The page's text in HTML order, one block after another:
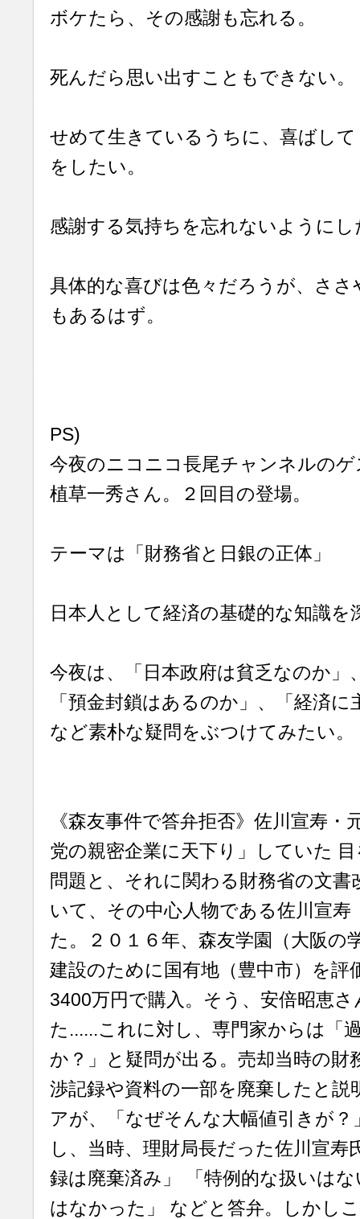
ボケたら、その感謝も忘れる。
死んだら思い出すこともできない。
せめて生きているうちに、喜ばし
をしたい。
感謝する気持ちを忘れないようにし
具体的な喜びは色々だろうが、さ
もあるはず。
PS)
今夜のニコニコ長尾チャンネルの
植草一秀さん。２回目の登場。
テーマは「財務省と日銀の正体」
日本人として経済の基礎的な知識を
今夜は、「日本政府は貧乏なのか」
「預金封鎖はあるのか」、「経済
など素朴な疑問をぶつけてみたい。
《森友事件で答弁拒否》佐川宣寿・
党の親密企業に天下り」していた
問題と、それに関わる財務省の文書
いて、その中心人物である佐川宣
た。２０１６年、森友学園（大阪の
建設のために国有地（豊中市）を評
3400万円で購入。そう、安倍昭恵
た......これに対し、専門家からは「
か？」と疑問が出る。売却当時の財
渉記録や資料の一部を廃棄したと説
アが、「なぜそんな大幅値引きが
し、当時、理財局長だった佐川宣寿
録は廃棄済み」 「特例的な扱いは
はなかった」 などと答弁。しかし